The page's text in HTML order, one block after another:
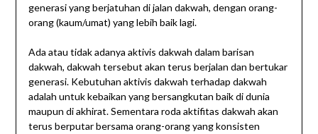
generasi yang berjatuhan di jalan dakwah, dengan orang-
orang (kaum/umat) yang lebih baik lagi.
Ada atau tidak adanya aktivis dakwah dalam barisan
dakwah, dakwah tersebut akan terus berjalan dan bertukar
generasi. Kebutuhan aktivis dakwah terhadap dakwah
adalah untuk kebaikan yang bersangkutan baik di dunia
maupun di akhirat. Sementara roda aktifitas dakwah akan
terus berputar bersama orang-orang yang konsisten